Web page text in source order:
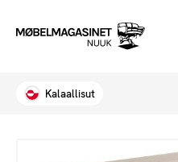
Kalaallisut